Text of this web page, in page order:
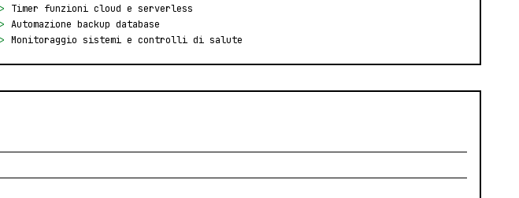
>
Timer funzioni cloud e serverless
> Automazione backup database
> Monitoraggio sistemi e controlli di salute